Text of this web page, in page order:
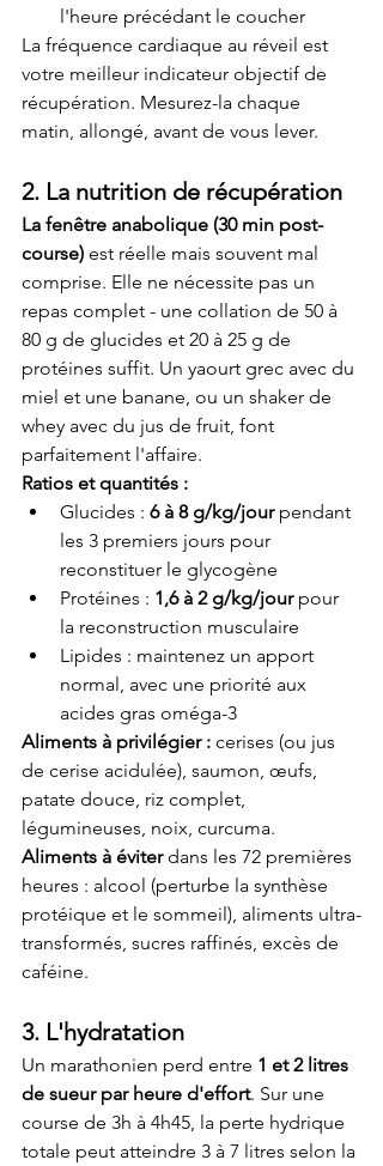
l'heure précédant le coucher
La fréquence cardiaque au réveil est
votre meilleur indicateur objectif de
récupération. Mesurez-la chaque
matin, allongé, avant de vous lever.
2. La nutrition de récupération
La fenêtre anabolique (30 min post-
course) est réelle mais souvent mal
comprise. Elle ne nécessite pas un
repas complet - une collation de 50 à
80 g de glucides et 20 à 25 g de
protéines suffit. Un yaourt grec avec du
miel et une banane, ou un shaker de
whey avec du jus de fruit, font
parfaitement l'affaire.
Ratios et quantités :
Glucides : 6 à 8 g/kg/jour pendant
les 3 premiers jours pour
reconstituer le glycogène
Protéines : 1,6 à 2 g/kg/jour pour
la reconstruction musculaire
Lipides : maintenez un apport
normal, avec une priorité aux
acides gras oméga-3
Aliments à privilégier : cerises (ou jus
de cerise acidulée), saumon, œufs,
patate douce, riz complet,
légumineuses, noix, curcuma.
Aliments à éviter dans les 72 premières
heures : alcool (perturbe la synthèse
protéique et le sommeil), aliments ultra-
transformés, sucres raffinés, excès de
caféine.
3. L'hydratation
Un marathonien perd entre 1 et 2 litres
de sueur par heure d'effort. Sur une
course de 3h à 4h45, la perte hydrique
totale peut atteindre 3 à 7 litres selon la